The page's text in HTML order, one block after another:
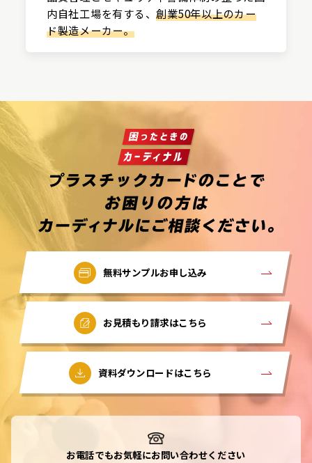
内自社工場を有する、創業50年以上のカー
ド製造メーカー。
無料サンプルお申し込み
お見積もり請求はこちら
資料ダウンロードはこちら
お電話でもお気軽にお問い合わせください